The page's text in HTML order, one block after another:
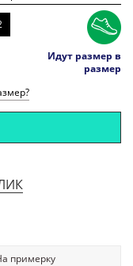
Идут размер в
размер
примерку